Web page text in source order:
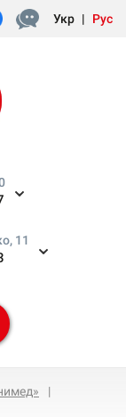
Укр | Рус
11